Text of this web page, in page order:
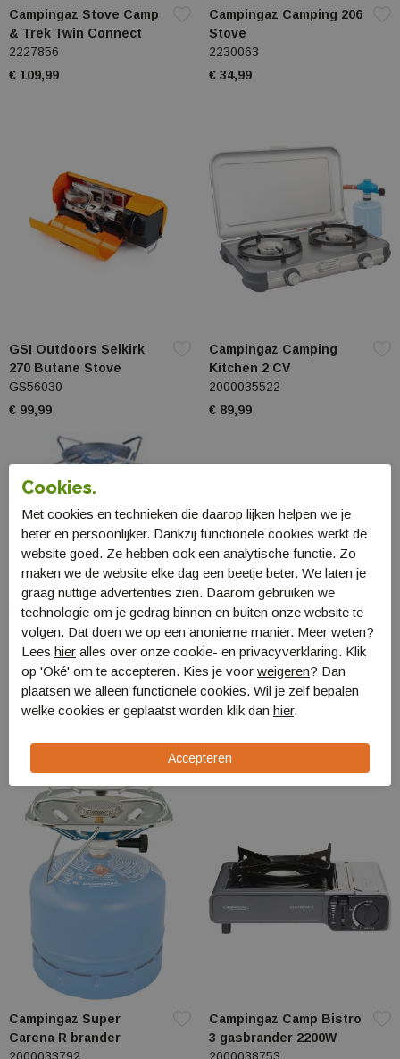
Campingaz Stove Camp
& Trek Twin Connect
2227856
€ 109,99
Campingaz Camping 206
Stove
2230063
€ 34,99
GSI Outdoors Selkirk
270 Butane Stove
GS56030
€ 99,99
Campingaz Camping
Kitchen 2 CV
2000035522
€ 89,99
Campingaz Enkele
Brander R
€ 34,99
Campingaz Camping
Kitchen 2
2000035521
€ 84,99
Campingaz Super
Carena R brander
Campingaz Camp Bistro
3 gasbrander 2200W
Cookies.
Met cookies en technieken die daarop lijken helpen we je
beter en persoonlijker. Dankzij functionele cookies werkt de
website goed. Ze hebben ook een analytische functie. Zo
maken we de website elke dag een beetje beter. We laten je
graag nuttige advertenties zien. Daarom gebruiken we
technologie om je gedrag binnen en buiten onze website te
volgen. Dat doen we op een anonieme manier. Meer weten?
Lees hier alles over onze cookie- en privacyverklaring. Klik
op 'Oké' om te accepteren. Kies je voor weigeren? Dan
plaatsen we alleen functionele cookies. Wil je zelf bepalen
welke cookies er geplaatst worden klik dan hier.